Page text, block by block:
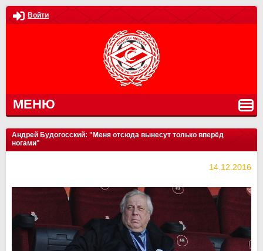
Войти
МЕНЮ
Андрей Будогосский: "Меня отсюда вынесут только вперёд
ногами"
14.12.2016